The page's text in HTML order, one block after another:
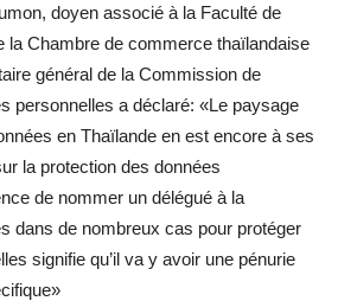
doyen associé à la Faculté de
la Chambre de commerce thaïlandaise
général de la Commission de
personnelles a déclaré: «Le paysage
en Thaïlande en est encore à ses
la protection des données
de nommer un délégué à la
dans de nombreux cas pour protéger
signifie qu’il va y avoir une pénurie